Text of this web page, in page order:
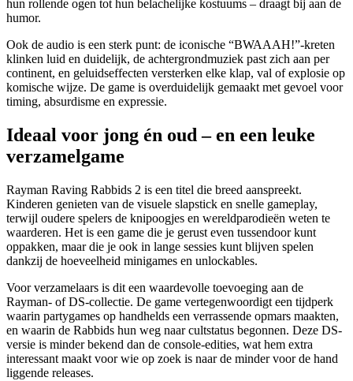
hun rollende ogen tot hun belachelijke kostuums – draagt bij aan de
humor.
Ook de audio is een sterk punt: de iconische “BWAAAH!”-kreten
klinken luid en duidelijk, de achtergrondmuziek past zich aan per
continent, en geluidseffecten versterken elke klap, val of explosie op
komische wijze. De game is overduidelijk gemaakt met gevoel voor
timing, absurdisme en expressie.
Ideaal voor jong én oud – en een leuke
verzamelgame
Rayman Raving Rabbids 2 is een titel die breed aanspreekt.
Kinderen genieten van de visuele slapstick en snelle gameplay,
terwijl oudere spelers de knipoogjes en wereldparodieën weten te
waarderen. Het is een game die je gerust even tussendoor kunt
oppakken, maar die je ook in lange sessies kunt blijven spelen
dankzij de hoeveelheid minigames en unlockables.
Voor verzamelaars is dit een waardevolle toevoeging aan de
Rayman- of DS-collectie. De game vertegenwoordigt een tijdperk
waarin partygames op handhelds een verrassende opmars maakten,
en waarin de Rabbids hun weg naar cultstatus begonnen. Deze DS-
versie is minder bekend dan de console-edities, wat hem extra
interessant maakt voor wie op zoek is naar de minder voor de hand
liggende releases.